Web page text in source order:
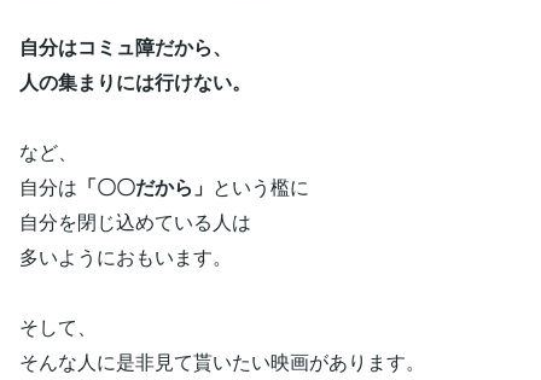
自分はコミュ障だから、
人の集まりには行けない。
など、
自分は 「〇〇だから」 という檻に
自分を閉じ込めている人は
多いようにおもいます。
そして、
そんな人に是非見て貰いたい映画があります。